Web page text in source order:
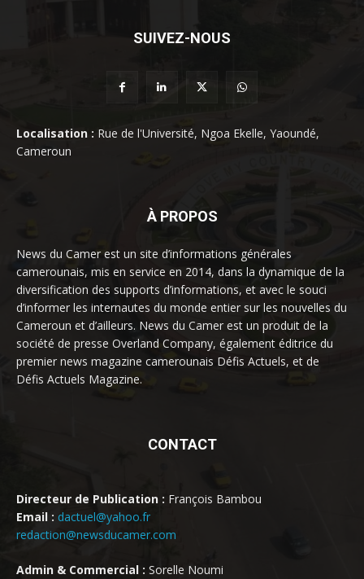
SUIVEZ-NOUS
Localisation : Rue de l'Université, Ngoa Ekelle, Yaoundé,
Cameroun
À PROPOS
News du Camer est un site d’informations générales
camerounais, mis en service en 2014, dans la dynamique de la
diversification des supports d’informations, et avec le souci
d’informer les internautes du monde entier sur les nouvelles du
Cameroun et d’ailleurs. News du Camer est un produit de la
société de presse Overland Company, également éditrice du
premier news magazine camerounais Défis Actuels, et de
Défis Actuels Magazine.
CONTACT
Directeur de Publication : François Bambou
Email : dactuel@yahoo.fr
redaction@newsducamer.com
Admin & Commercial : Sorelle Noumi